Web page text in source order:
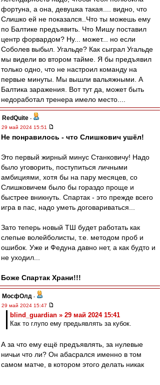
фортуна, а она, девушка такая.... видно, что
Слишко ей не показался..Что ты можешь ему
по Балтике предъявить. Что Мишу поставил
центр форвардом? Ну... может... но если
Соболев выбыл. Угальде? Как сыграл Угальде
мы видели во втором тайме. Я бы предъявил
только одно, что не настроил команду на
первые минуты. Мы вышли вальяжными. А
Балтика заражения. Вот тут да, может быть
недоработал тренера имело место....
RedQuite -
29 май 2024 15:51
Не понравилось - что Слишкович ушёл!
Это первый жирный минус Станковичу! Надо
было уговорить, поступиться личными
амбициями, хотя бы на пару месяцев, со
Слишковичем было бы гораздо проще и
быстрее вникнуть. Спартак - это прежде всего
игра в пас, надо уметь договариваться...
Зато теперь новый ТШ будет работать как
слепые волейболисты, т.е. методом проб и
ошибок. Уже и Федуна давно нет, а как будто и
не уходил...
Боже Спартак Храни!!!
МосфОлд -
29 май 2024 15:47
blind_guardian » 29 май 2024 15:41
Как то глупо ему предьявлять за кубок.
А за что ему ещё предъявлять, за нулевые
ничьи что ли? Он абасрался именно в том
самом матче, в котором этого делать никак